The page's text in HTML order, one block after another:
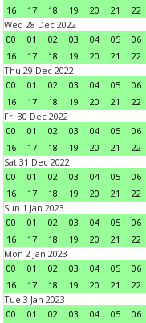
16
17 18 19 20 21 22
Wed 28 Dec 2022
00
01 02 03 04 05 06
16
17 18 19 20 21 22
Thu 29 Dec 2022
00
01 02 03 04 05 06
16
17 18 19 20 21 22
Fri 30 Dec 2022
00
01 02 03 04 05 06
16
17 18 19 20 21 22
Sat 31 Dec 2022
00
01 02 03 04 05 06
16
17 18 19 20 21 22
Sun 1 Jan 2023
00
01 02 03 04 05 06
16
17 18 19 20 21 22
Mon 2 Jan 2023
00
01 02 03 04 05 06
16
17 18 19 20 21 22
Tue 3 Jan 2023
00
01 02 03 04 05 06